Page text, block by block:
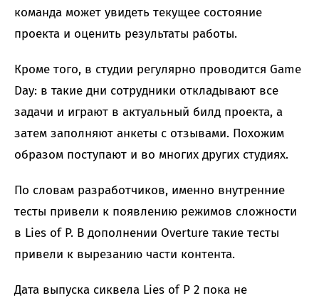
команда может увидеть текущее состояние
проекта и оценить результаты работы.
Кроме того, в студии регулярно проводится Game
Day: в такие дни сотрудники откладывают все
задачи и играют в актуальный билд проекта, а
затем заполняют анкеты с отзывами. Похожим
образом поступают и во многих других студиях.
По словам разработчиков, именно внутренние
тесты привели к появлению режимов сложности
в Lies of P. В дополнении Overture такие тесты
привели к вырезанию части контента.
Дата выпуска сиквела Lies of P 2 пока не